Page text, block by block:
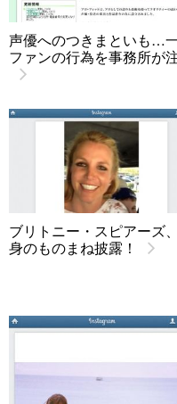
声優へのつきまといも…
ファンの行為を事務所が
ブリトニー・スピアーズ
身のものまね披露！